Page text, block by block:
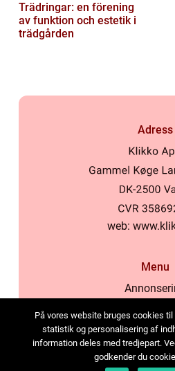
Trädringar: en förening
av funktion och estetik i
trädgården
Adress
web:
Menu
Cookies
Kontakta
Sitemap
På vores website bruges cookies
statistik og personalisering af
information deles med tredjepart.
godkender du